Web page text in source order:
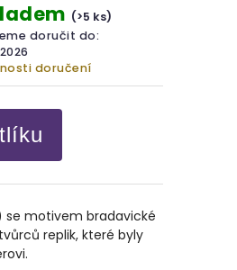
(>5 ks)
doručit do:
doručení
se motivem bradavické
replik, které byly